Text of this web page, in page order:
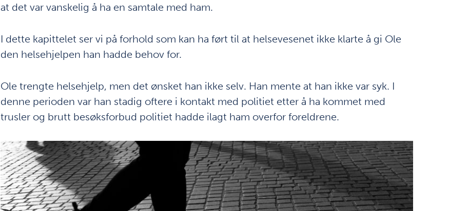
at det var vanskelig å ha en samtale med ham.
I dette kapittelet ser vi på forhold som kan ha ført til at helsevesenet ikke klarte å gi Ole
den helsehjelpen han hadde behov for.
Ole trengte helsehjelp, men det ønsket han ikke selv. Han mente at han ikke var syk. I
denne perioden var han stadig oftere i kontakt med politiet etter å ha kommet med
trusler og brutt besøksforbud politiet hadde ilagt ham overfor foreldrene.